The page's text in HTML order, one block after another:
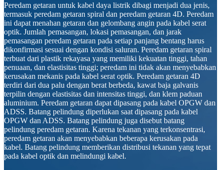
Peredam getaran untuk kabel daya listrik dibagi menjadi dua jenis,
termasuk peredam getaran spiral dan peredam getaran 4D. Peredam
ini dapat menahan getaran dan gelombang angin pada kabel serat
optik. Jumlah pemasangan, lokasi pemasangan, dan jarak
pemasangan peredam getaran pada setiap panjang bentang harus
dikonfirmasi sesuai dengan kondisi saluran. Peredam getaran spiral
terbuat dari plastik rekayasa yang memiliki kekuatan tinggi, tahan
penuaan, dan elastisitas tinggi; peredam ini tidak akan menyebabkan
kerusakan mekanis pada kabel serat optik. Peredam getaran 4D
terdiri dari dua palu dengan berat berbeda, kawat baja galvanis
terpilin dengan elastisitas dan intensitas tinggi, dan klem paduan
aluminium. Peredam getaran dapat dipasang pada kabel OPGW dan
ADSS. Batang pelindung diperlukan saat dipasang pada kabel
OPGW dan ADSS. Batang pelindung juga disebut batang
pelindung peredam getaran. Karena tekanan yang terkonsentrasi,
peredam getaran akan menyebabkan beberapa kerusakan pada
kabel. Batang pelindung memberikan distribusi tekanan yang tepat
pada kabel optik dan melindungi kabel.